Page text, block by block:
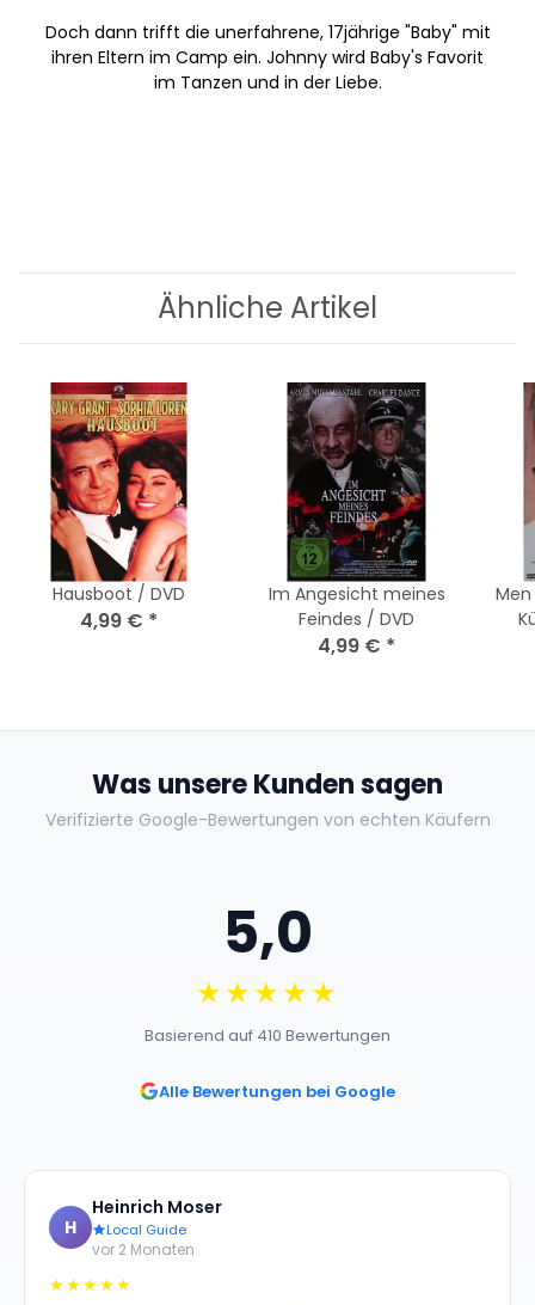
Doch dann trifft die unerfahrene, 17jährige "Baby" mit
ihren Eltern im Camp ein. Johnny wird Baby's Favorit
im Tanzen und in der Liebe.
Ähnliche Artikel
Hausboot / DVD
4,99 € *
Im Angesicht meines
Feindes / DVD
4,99 € *
Was unsere Kunden sagen
Verifizierte Google-Bewertungen von echten Käufern
5,0
★★★★★
Basierend auf 410 Bewertungen
Alle Bewertungen bei Google
H
Heinrich Moser
Local Guide
vor 2 Monaten
★★★★★